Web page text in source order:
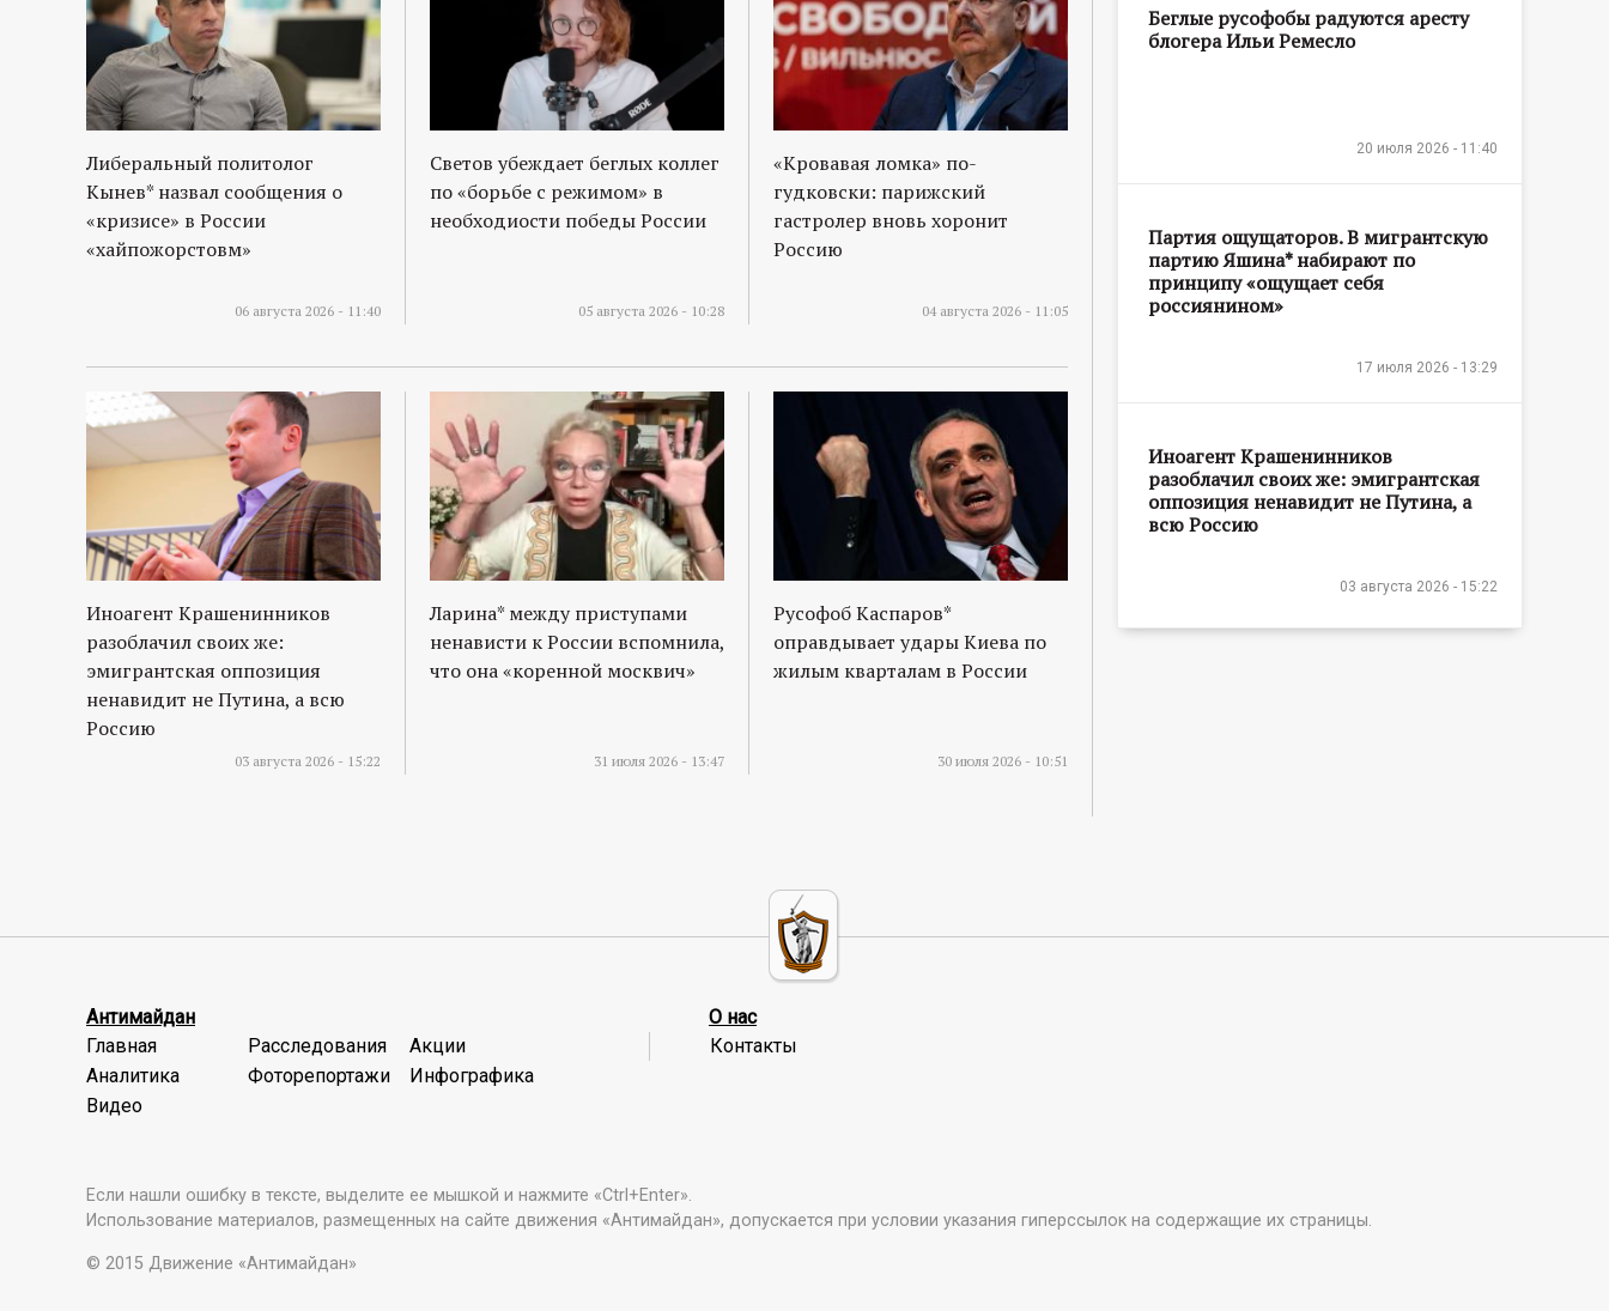
Либеральный политолог
Кынев* назвал сообщения о
«кризисе» в России
«хайпожорстовм»
06 августа 2026 - 11:40
Светов убеждает беглых коллег
по «борьбе с режимом» в
необходиости победы России
05 августа 2026 - 10:28
«Кровавая ломка» по-
гудковски: парижский
гастролер вновь хоронит
Россию
04 августа 2026 - 11:05
Иноагент Крашенинников
разоблачил своих же:
эмигрантская оппозиция
ненавидит не Путина, а всю
Россию
03 августа 2026 - 15:22
Ларина* между приступами
ненависти к России вспомнила,
что она «коренной москвич»
31 июля 2026 - 13:47
Русофоб Каспаров*
оправдывает удары Киева по
жилым кварталам в России
30 июля 2026 - 10:51
Беглые русофобы радуются аресту
блогера Ильи Ремесло
20 июля 2026 - 11:40
Партия ощущаторов. В мигрантскую
партию Яшина* набирают по
принципу «ощущает себя
россиянином»
17 июля 2026 - 13:29
Иноагент Крашенинников
разоблачил своих же: эмигрантская
оппозиция ненавидит не Путина, а
всю Россию
03 августа 2026 - 15:22
Антимайдан
Главная
Расследования
Акции
Аналитика
Фоторепортажи
Инфографика
Видео
О нас
Контакты
Если нашли ошибку в тексте, выделите ее мышкой и нажмите «Ctrl+Enter».
Использование материалов, размещенных на сайте движения «Антимайдан», допускается при условии указания гиперссылок на содержащие их страницы.
© 2015 Движение «Антимайдан»